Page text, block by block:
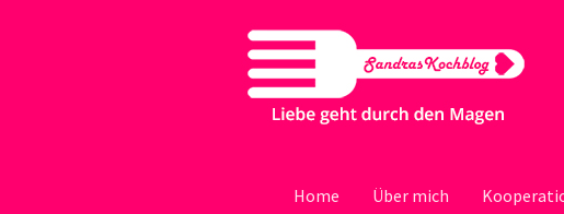
Home Über mich